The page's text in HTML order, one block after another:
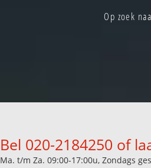
Op zoek
Bel 020-2184250 of
Ma. t/m Za. 09:00-17:00u, Zondags